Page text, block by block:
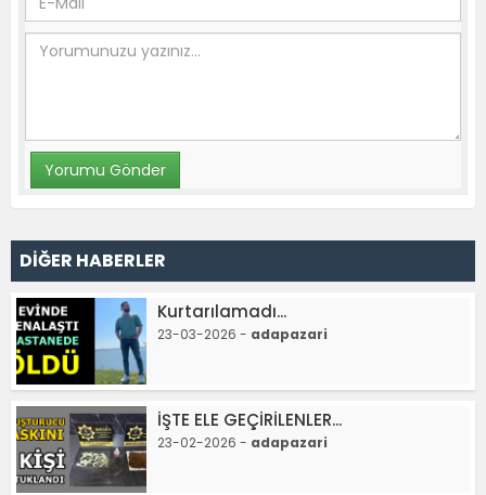
DİĞER HABERLER
Kurtarılamadı...
23-03-2026 - adapazari
İŞTE ELE GEÇİRİLENLER...
23-02-2026 - adapazari